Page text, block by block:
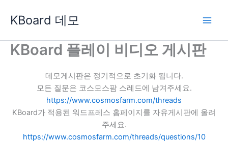
로
KBoard 데모
KBoard 플레이 비디오 게시판
데모게시판은 정기적으로 초기화 됩니다.
모든 질문은 코스모스팜 스레드에 남겨주세요.
https://www.cosmosfarm.com/threads
KBoard가 적용된 워드프레스 홈페이지를 자유게시판에 올려
주세요.
https://www.cosmosfarm.com/threads/questions/10